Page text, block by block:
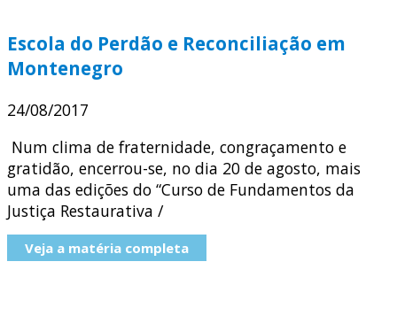
Escola do Perdão e Reconciliação em
Montenegro
24/08/2017
Num clima de fraternidade, congraçamento e
gratidão, encerrou-se, no dia 20 de agosto, mais
uma das edições do “Curso de Fundamentos da
Justiça Restaurativa /
Veja a matéria completa